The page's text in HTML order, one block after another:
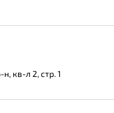
кв-л 2, стр. 1